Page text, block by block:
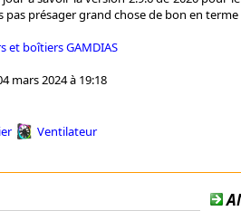
pas présager grand chose de bon en
et boîtiers GAMDIAS
mars 2024 à 19:18
Ventilateur